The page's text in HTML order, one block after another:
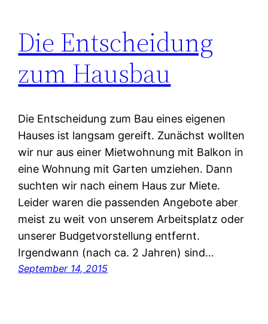
Die Entscheidung
zum Hausbau
Die Entscheidung zum Bau eines eigenen
Hauses ist langsam gereift. Zunächst wollten
wir nur aus einer Mietwohnung mit Balkon in
eine Wohnung mit Garten umziehen. Dann
suchten wir nach einem Haus zur Miete.
Leider waren die passenden Angebote aber
meist zu weit von unserem Arbeitsplatz oder
unserer Budgetvorstellung entfernt.
Irgendwann (nach ca. 2 Jahren) sind…
September 14, 2015